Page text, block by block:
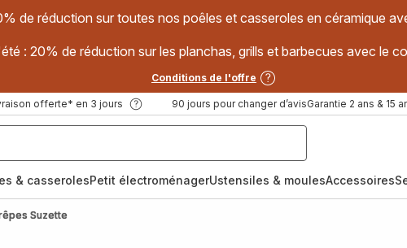
de réduction sur toutes nos poêles et casseroles en céramique
: 20% de réduction sur les planchas, grills et barbecues avec le
Conditions de l'offre
offerte* en 3 jours 90 jours pour changer d’avisGarantie 2 ans & 15
& casserolesPetit électroménagerUstensiles & moulesAccessoires
Suzette